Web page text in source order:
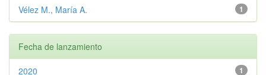
1
Vélez M., María A.
Fecha de lanzamiento
1
2020